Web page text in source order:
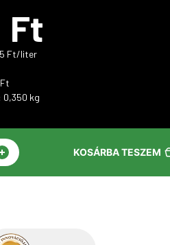
Ft
Ft/liter
0,350 kg
KOSÁRBA TESZEM